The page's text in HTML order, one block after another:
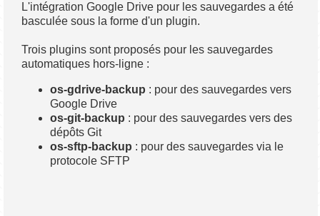
L'intégration Google Drive pour les sauvegardes a été
basculée sous la forme d'un plugin.
Trois plugins sont proposés pour les sauvegardes
automatiques hors-ligne :
os-gdrive-backup : pour des sauvegardes vers
Google Drive
os-git-backup : pour des sauvegardes vers des
dépôts Git
os-sftp-backup : pour des sauvegardes via le
protocole SFTP